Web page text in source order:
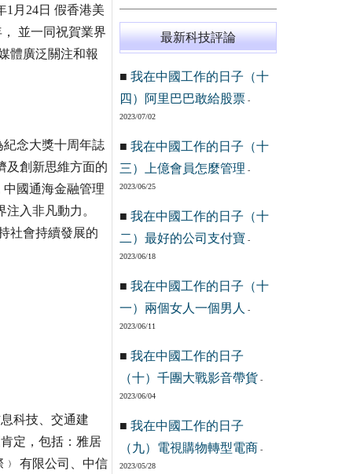
1月24日 假香港美
並一同祝賀業界
體廣泛關注和報
念大獎十周年誌
及創新思維方面的
國通海金融管理
入非凡動力。
社會持續發展的
科技、交通建
定，包括：雅居
有限公司、中信
最新科技評論
■ 我在中國工作的日子（十
四）阿里巴巴敢給股票-
2023/07/02
■ 我在中國工作的日子（十
三）上億會員怎麼管理 -
2023/06/25
■ 我在中國工作的日子（十
二）最好的公司支付寶 -
2023/06/18
■ 我在中國工作的日子（十
一）兩個女人一個男人
-
2023/06/11
■ 我在中國工作的日子
（十）千團大戰影音帶貨 -
2023/06/04
■ 我在中國工作的日子
（九）電視購物轉型電商 -
2023/05/28